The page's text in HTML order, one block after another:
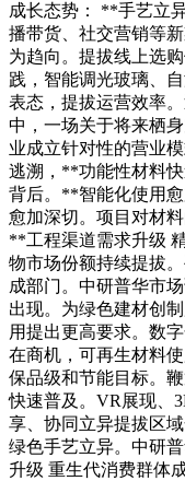
成长态势： **手艺立
播带货、社交营销等
为趋向。提拔线上选
践，智能调光玻璃、
表态，提拔运营效率
中，一场关于将来栖
业成立针对性的营业
逃溯，**功能性材料
背后。**智能化使用
愈加深切。项目对材
**工程渠道需求升级
物市场份额持续提拔
成部门。中研普华市
出现。为绿色建材创
用提出更高要求。数
在商机，可再生材料
保品级和节能目标。
快速普及。VR展现、
享、协同立异提拔区
绿色手艺立异。中研
升级 重生代消费群体